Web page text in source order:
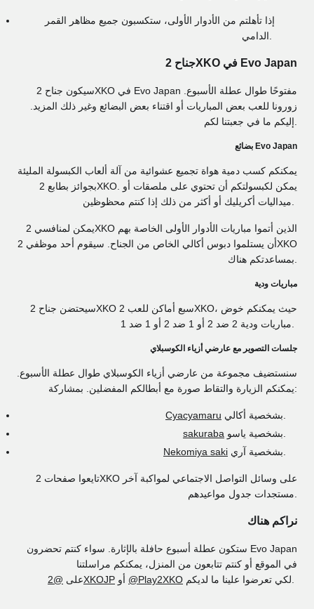
إذا تأهلتم من الأدوار الأولى، ستكسبون جميع مظاهر القمر
جناح 2XKO في Evo Japan
سيكون جناح 2XKO في Evo Japan مفتوحًا طوال عطلة الأسبوع.
زورونا للعب بعض المباريات أو اقتناء بعض البضائع وغير ذلك المزيد.
بضائع Evo Japan
يمكنكم كسب دمية هواة تجميع عشوائية من آلة ألعاب الكبسولة المليئة
بجوائز بطابع 2XKO. يمكن لكبسولتكم أن تحتوي على ملصقات أو
يمكن لمنافسي 2XKO الذين أتموا مباريات الأدوار الأولى الخاصة بهم
أن يستلموا دبوس أكالي الخاص من الجناح. سيقوم أحد موظفي 2XKO
مباريات ودية
سيحتضن جناح 2XKO سبع أماكن للعب 2XKO، حيث يمكنكم خوض
جلسات التصوير مع عارضي أزياء الكوسبلاي
سنستضيف مجموعة من عارضي أزياء الكوسبلاي طوال عطلة الأسبوع.
يمكنكم الزيارة والتقاط صورة مع أبطالكم المفضلين. بمشاركة:
Cyacyamaru
sakuraba
Nekomiya saki
تايعوا صفحات 2XKO على وسائل التواصل الاجتماعي لمواكبة آخر
نراكم هناك
ستكون عطلة أسبوع حافلة بالإثارة. سواء كنتم تحضرون Evo Japan
في الموقع أو كنتم تتابعون من المنزل، يمكنكم مراسلتنا
على@2XKOJP @Play2XKO